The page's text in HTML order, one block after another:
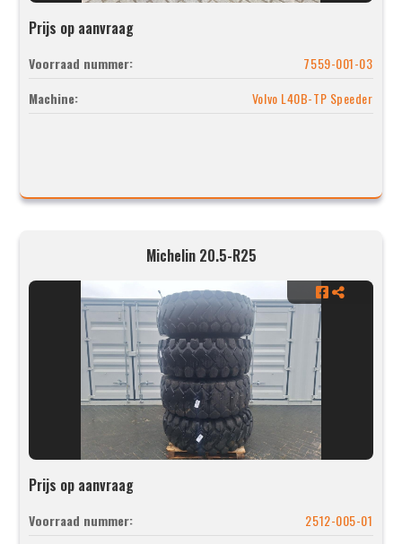
Prijs op aanvraag
Voorraad nummer:
7559-001-03
Machine:
Volvo L40B-TP Speeder
Michelin 20.5-R25
Prijs op aanvraag
Voorraad nummer:
2512-005-01